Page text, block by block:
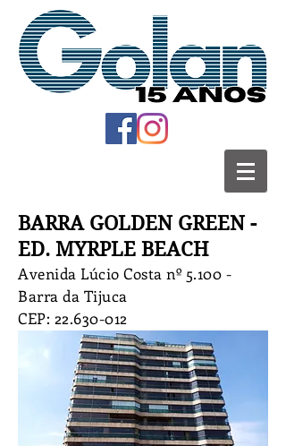
BARRA GOLDEN GREEN -
ED. MYRPLE BEACH
Avenida Lúcio Costa nº 5.100 -
Barra da Tijuca
CEP: 22.630-012